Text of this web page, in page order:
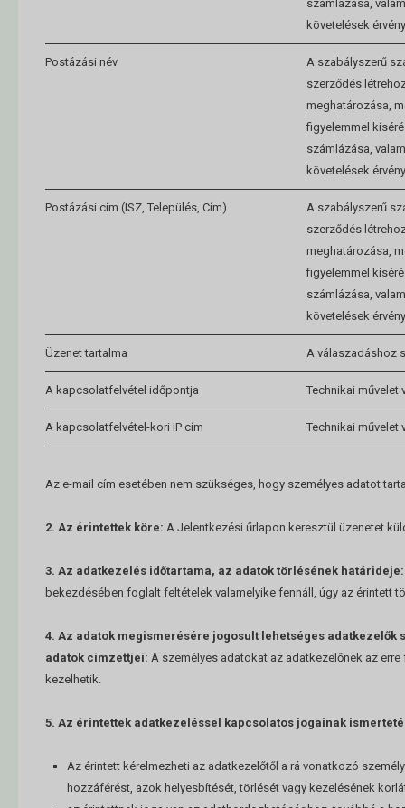
számlázása,
követelések
Postázási név
A szabályszerű
szerződés
meghatározása,
figyelemmel
számlázása,
követelések
Postázási cím (ISZ, Település, Cím)
A szabályszerű
szerződés
meghatározása,
figyelemmel
számlázása,
követelések
Üzenet tartalma A válaszadáshoz
A kapcsolatfelvétel időpontja Technikai művelet
A kapcsolatfelvétel-kori IP cím Technikai művelet
Az e-mail cím esetében nem szükséges, hogy személyes adatot
2. Az érintettek köre: A Jelentkezési űrlapon keresztül üzenetet
3. Az adatkezelés időtartama, az adatok törlésének határideje:
bekezdésében foglalt feltételek valamelyike fennáll, úgy az érintett
4. Az adatok megismerésére jogosult lehetséges adatkezelők
adatok címzettjei: A személyes adatokat az adatkezelőnek az
kezelhetik.
5. Az érintettek adatkezeléssel kapcsolatos jogainak
Az érintett kérelmezheti az adatkezelőtől a rá vonatkozó
hozzáférést, azok helyesbítését, törlését vagy kezelésének